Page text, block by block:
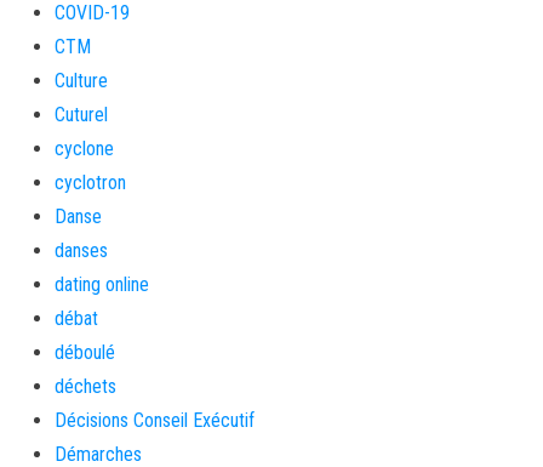
COVID-19
CTM
Culture
Cuturel
cyclone
cyclotron
Danse
danses
dating online
débat
déboulé
déchets
Décisions Conseil Exécutif
Démarches